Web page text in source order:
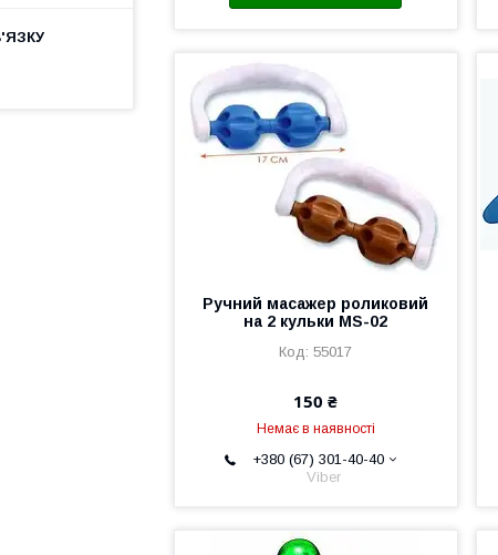
Ручний масажер роликовий
на 2 кульки MS-02
55017
150 ₴
Немає в наявності
+380 (67) 301-40-40
Viber